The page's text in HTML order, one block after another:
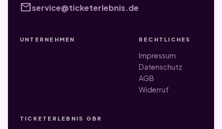
mailservice@ticketerlebnis.de
UNTERNEHMEN RECHTLICHES
Impressum
Datenschutz
AGB
Widerruf
TICKETERLEBNIS GBR